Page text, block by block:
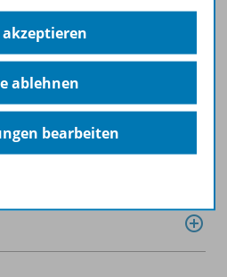
ablehnen
bearbeiten